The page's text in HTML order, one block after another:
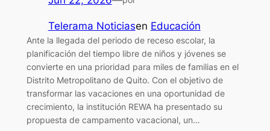
Telerama Noticiasen Educación
Ante la llegada del periodo de receso escolar, la
planificación del tiempo libre de niños y jóvenes se
convierte en una prioridad para miles de familias en el
Distrito Metropolitano de Quito. Con el objetivo de
transformar las vacaciones en una oportunidad de
crecimiento, la institución REWA ha presentado su
propuesta de campamento vacacional, un…